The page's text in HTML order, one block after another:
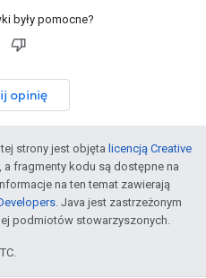
były pomocne?
opinię
strony jest objęta licencją Creative
, a fragmenty kodu są dostępne na
na ten temat zawierają
. Java jest zastrzeżonym
podmiotów stowarzyszonych.